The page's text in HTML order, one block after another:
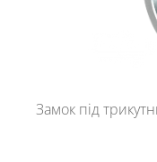
Замок під